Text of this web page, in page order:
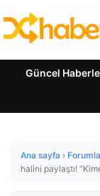
Güncel
Ana sayfa ›
halini paylaştı!